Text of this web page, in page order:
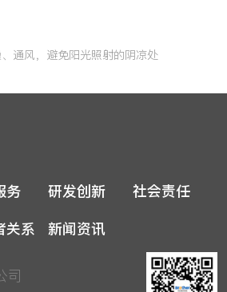
通风，避免阳光照射的阴凉处
务 研发创新
社会责任
关系 新闻资讯
司